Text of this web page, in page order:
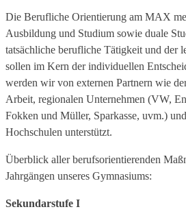
Die Berufliche Orientierung am MAX
Ausbildung und Studium sowie duale
tatsächliche berufliche Tätigkeit und der
sollen im Kern der individuellen
werden wir von externen Partnern wie
Arbeit, regionalen Unternehmen (VW,
Fokken und Müller, Sparkasse, uvm.)
Hochschulen unterstützt.
Überblick aller berufsorientierenden
Jahrgängen unseres Gymnasiums:
Sekundarstufe I